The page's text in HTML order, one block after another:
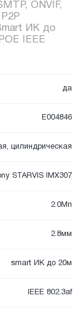
ONVIF,
ИК до
IEEE
да
E004846
цилиндрическая
STARVIS IMX307
2.0Мп
2.8мм
smart ИК до 20м
IEEE 802.3af